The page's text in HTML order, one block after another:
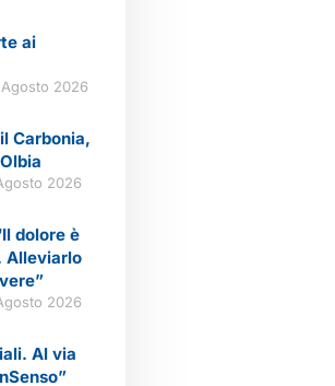
ai
2026
Carbonia,
2026
dolore è
Alleviarlo
2026
Al via